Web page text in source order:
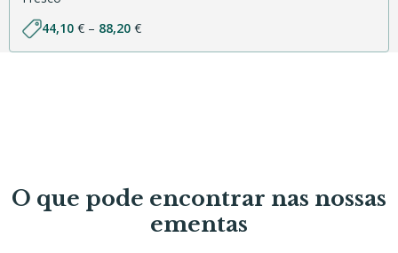
44,10 € – 88,20 €Price
O que pode encontrar nas nossas
ementas